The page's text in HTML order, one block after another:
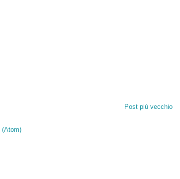
Post più vecchio
(Atom)